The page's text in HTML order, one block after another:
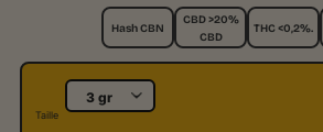
Hash CBN
CBD >20%
CBD
THC <0,2%.
Taille